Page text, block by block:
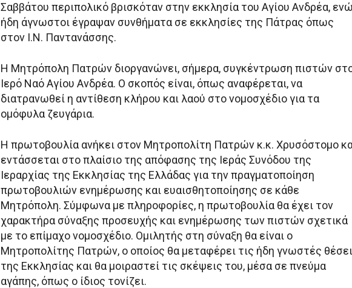
Σαββάτου περιπολικό βρισκόταν στην εκκλησία του Αγίου Ανδρέα, ενώ
ήδη άγνωστοι έγραψαν συνθήματα σε εκκλησίες της Πάτρας όπως
στον Ι.Ν. Παντανάσσης.
Η Μητρόπολη Πατρών διοργανώνει, σήμερα, συγκέντρωση πιστών
Ιερό Ναό Αγίου Ανδρέα. Ο σκοπός είναι, όπως αναφέρεται, να
διατρανωθεί η αντίθεση κλήρου και λαού στο νομοσχέδιο για τα
ομόφυλα ζευγάρια.
Η πρωτοβουλία ανήκει στον Μητροπολίτη Πατρών κ.κ. Χρυσόστομο
εντάσσεται στο πλαίσιο της απόφασης της Ιεράς Συνόδου της
Ιεραρχίας της Εκκλησίας της Ελλάδας για την πραγματοποίηση
πρωτοβουλιών ενημέρωσης και ευαισθητοποίησης σε κάθε
Μητρόπολη. Σύμφωνα με πληροφορίες, η πρωτοβουλία θα έχει τον
χαρακτήρα σύναξης προσευχής και ενημέρωσης των πιστών σχετικά
με το επίμαχο νομοσχέδιο. Ομιλητής στη σύναξη θα είναι ο
Μητροπολίτης Πατρών, ο οποίος θα μεταφέρει τις ήδη γνωστές
της Εκκλησίας και θα μοιραστεί τις σκέψεις του, μέσα σε πνεύμα
αγάπης, όπως ο ίδιος τονίζει.